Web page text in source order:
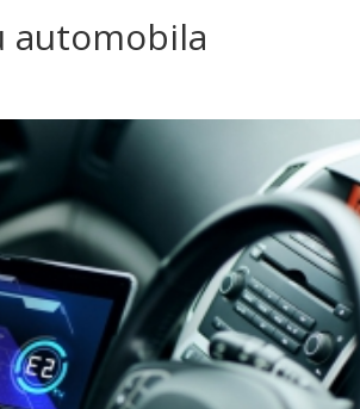
automobila